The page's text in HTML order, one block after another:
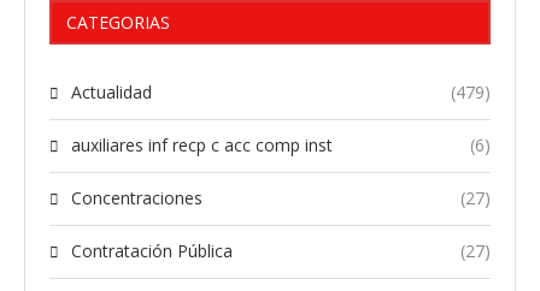
CATEGORIAS
Actualidad (479)
auxiliares inf recp c acc comp inst (6)
Concentraciones (27)
Contratación Pública (27)